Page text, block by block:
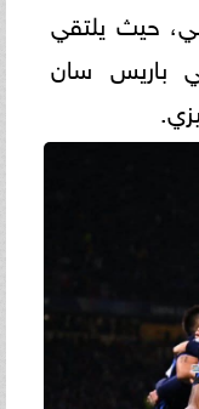
حيث يلتقي
باريس سان